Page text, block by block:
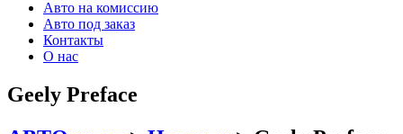
Авто на комиссию
Авто под заказ
Контакты
О нас
Geely Preface